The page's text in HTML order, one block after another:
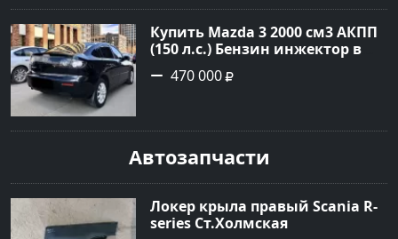
Авторынок23
Купить Mazda 3 2000 см3 АКПП
(150 л.с.) Бензин инжектор в
Геленджик : цвет Чёрный
Седан 2008 года по цене 470000
470 000
Автозапчасти
Локер крыла правый Scania R-
series Ст.Холмская